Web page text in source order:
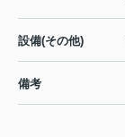
設備(その他)
備考